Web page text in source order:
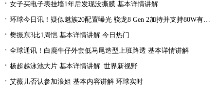
女子买电子表挂墙1年后发现没撕膜 基本详情讲解
环球今日讯！疑似魅族20配置曝光 骁龙8 Gen 2加持并支持80W有线充电
樊振东3比1周恺 基本详情讲解 今日热门
全球通讯！白鹿牛仔外套低马尾造型上班路透 基本详情讲解
杨超越泳池大片 基本详情讲解_世界新视野
艾薇儿否认参加浪姐 基本内容讲解 环球实时